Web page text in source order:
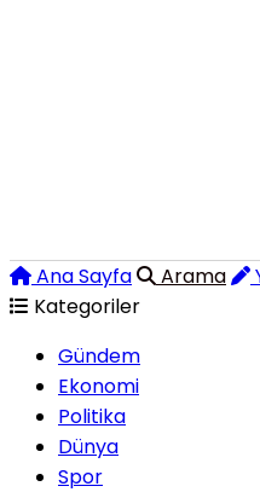
Ana Sayfa Arama
Kategoriler
Gündem
Ekonomi
Politika
Dünya
Spor